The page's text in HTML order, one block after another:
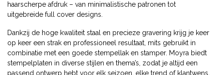
haarscherpe afdruk – van minimalistische patronen tot
uitgebreide full cover designs.
Dankzij de hoge kwaliteit staal en precieze gravering krijg je keer
op keer een strak en professioneel resultaat, mits gebruikt in
combinatie met een goede stempellak en stamper. Moyra biedt
stempelplaten in diverse stijlen en thema’s, zodat je altijd een
passend ontwerp hebt voor elk seizoen, elke trend of klantwens.